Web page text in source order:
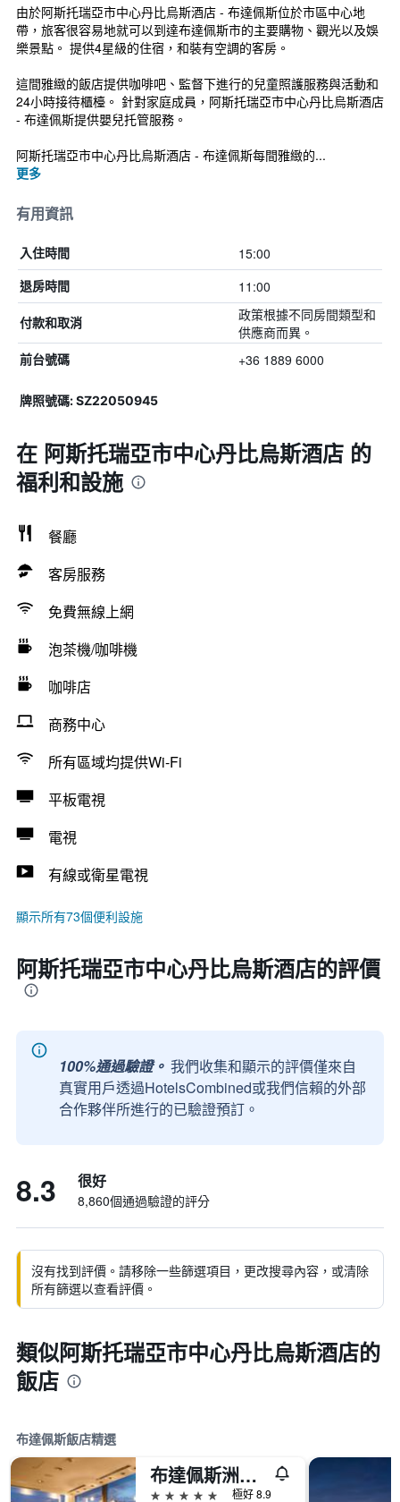
由於阿斯托瑞亞市中心丹比烏斯酒店 - 布達佩斯位於市區中心地
帶，旅客很容易地就可以到達布達佩斯市的主要購物、觀光以及娛
樂景點。 提供4星級的住宿，和裝有空調的客房。
這間雅緻的飯店提供咖啡吧、監督下進行的兒童照護服務與活動和
24小時接待櫃檯。 針對家庭成員，阿斯托瑞亞市中心丹比烏斯酒店
- 布達佩斯提供嬰兒托管服務。
阿斯托瑞亞市中心丹比烏斯酒店 - 布達佩斯每間雅緻的...
更多
有用資訊
入住時間 15:00
退房時間 11:00
付款和取消
政策根據不同房間類型和
供應商而異。
前台號碼 +36 1889 6000
牌照號碼: SZ22050945
在 阿斯托瑞亞市中心丹比烏斯酒店 的
福利和設施
餐廳
客房服務
免費無線上網
泡茶機/咖啡機
咖啡店
商務中心
所有區域均提供Wi-Fi
平板電視
電視
有線或衛星電視
顯示所有73個便利設施
阿斯托瑞亞市中心丹比烏斯酒店的評價
100%通過驗證。 我們收集和顯示的評價僅來自
真實用戶透過HotelsCombined或我們信賴的外部
合作夥伴所進行的已驗證預訂。
8.3 很好
8,860個通過驗證的評分
沒有找到評價。請移除一些篩選項目，更改搜尋內容，或清除
所有篩選以查看評價。
類似阿斯托瑞亞市中心丹比烏斯酒店的
飯店
布達佩斯飯店精選
布達佩斯洲際酒店
5星級 極好 8.9